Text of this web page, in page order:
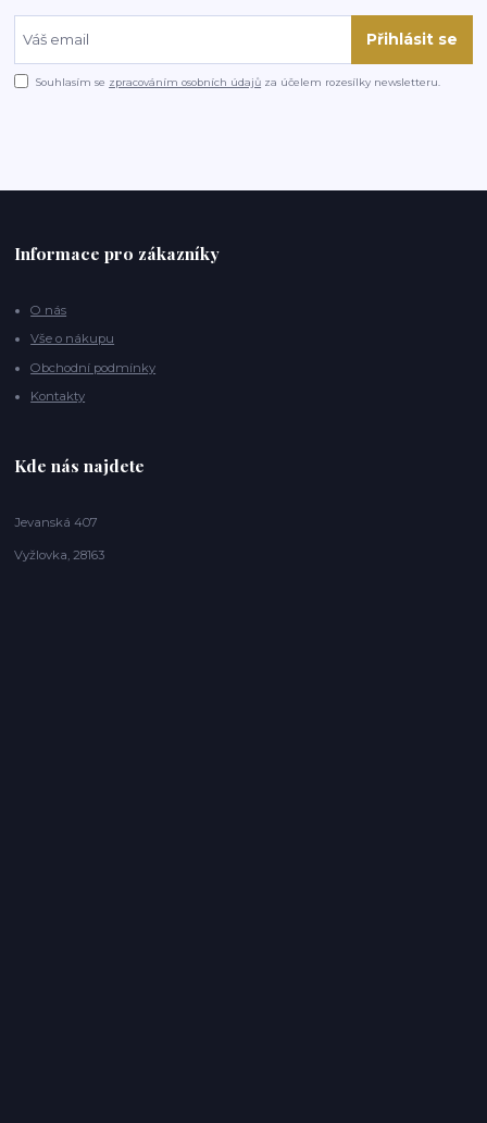
Přihlásit se
Souhlasím se zpracováním osobních údajů za účelem rozesílky newsletteru.
Informace pro zákazníky
O nás
Vše o nákupu
Obchodní podmínky
Kontakty
Kde nás najdete
Jevanská 407
Vyžlovka, 28163